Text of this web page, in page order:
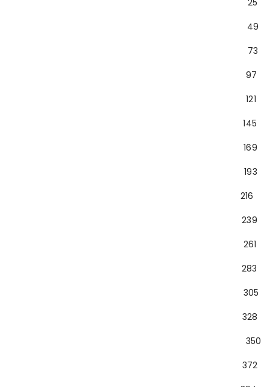
25
49
73
97
121
145
169
193
216
239
261
283
305
328
350
372